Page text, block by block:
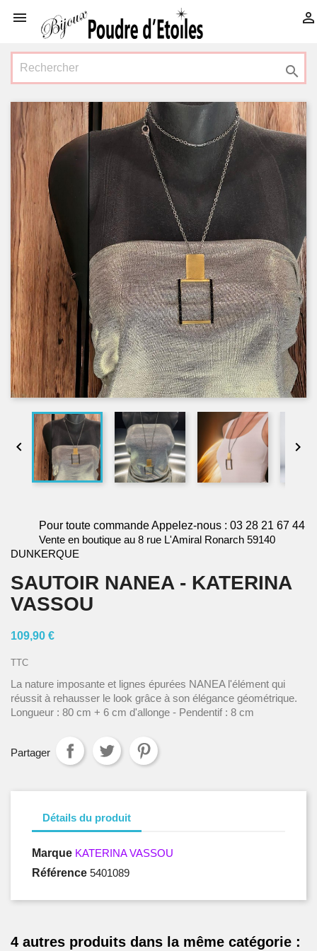
 

 
Pour toute commande Appelez-nous : 03 28 21 67 44
Vente en boutique au 8 rue L'Amiral Ronarch 59140
DUNKERQUE
SAUTOIR NANEA - KATERINA
VASSOU
109,90 €
TTC
La nature imposante et lignes épurées NANEA l'élément qui
réussit à rehausser le look grâce à son élégance géométrique.
Longueur : 80 cm + 6 cm d'allonge - Pendentif : 8 cm
Partager
Détails du produit
Marque KATERINA VASSOU
Référence 5401089
4 autres produits dans la même catégorie :